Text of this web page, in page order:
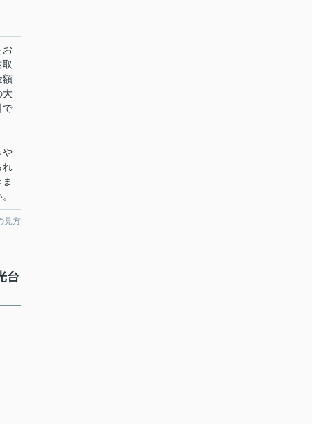
お
額
大
で
や
れ
見方
台